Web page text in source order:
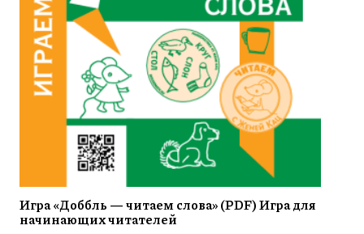
Игра «Доббль — читаем слова» (PDF) Игра для
начинающих читателей